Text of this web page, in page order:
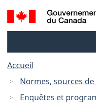
Recherche
et
Accueil
Normes, sources
Enquêtes et